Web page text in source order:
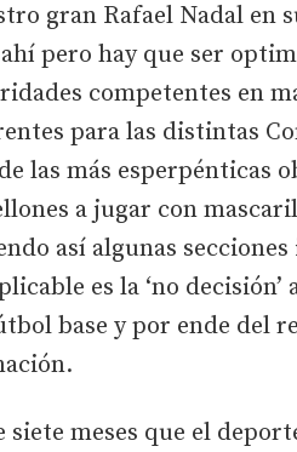
gran Rafael Nadal en
pero hay que ser
competentes en
para las distintas
las más esperpénticas
a jugar con
así algunas
es la ‘no
base y por ende del
siete meses que el